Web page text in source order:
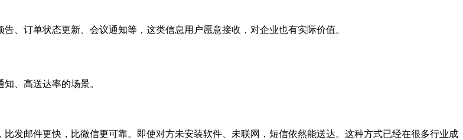
、订单状态更新、会议通知等，这类信息用户愿意接收，对企业也有实际价值。
、高送达率的场景。
发邮件更快，比微信更可靠。即使对方未安装软件、未联网，短信依然能送达。这种方式已经在很多行业成